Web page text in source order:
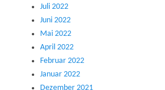
Juli 2022
Juni 2022
Mai 2022
April 2022
Februar 2022
Januar 2022
Dezember 2021